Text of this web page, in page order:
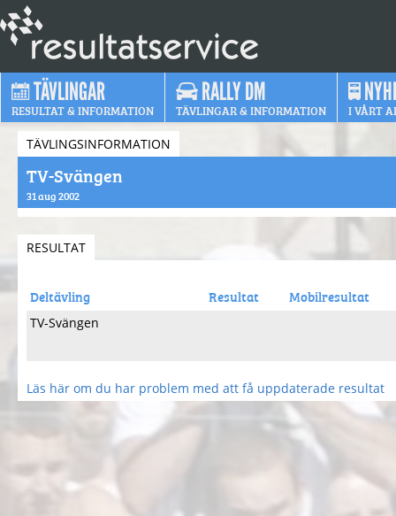
TÄVLINGAR
RESULTAT & INFORMATION
RALLY DM
TÄVLINGAR & INFORMATION I VÅRT
TÄVLINGSINFORMATION
TV-Svängen
31 aug 2002
RESULTAT
Deltävling Resultat Mobilresultat
TV-Svängen
Läs här om du har problem med att få uppdaterade resultat